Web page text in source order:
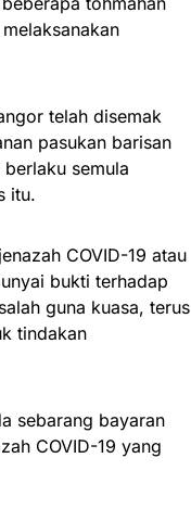
telah disemak
pasukan barisan
semula
itu.
COVID-19 atau
bukti terhadap
guna kuasa, terus
tindakan
sebarang bayaran
COVID-19 yang